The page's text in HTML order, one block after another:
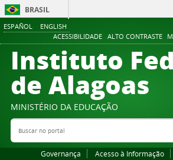
ESPAÑOL ENGLISH
ACESSIBILIDADE ALTO CONTRASTE
BRASIL
Instituto
de Alagoas
MINISTÉRIO DA EDUCAÇÃO
Buscar no portal
Governança Acesso à Informação